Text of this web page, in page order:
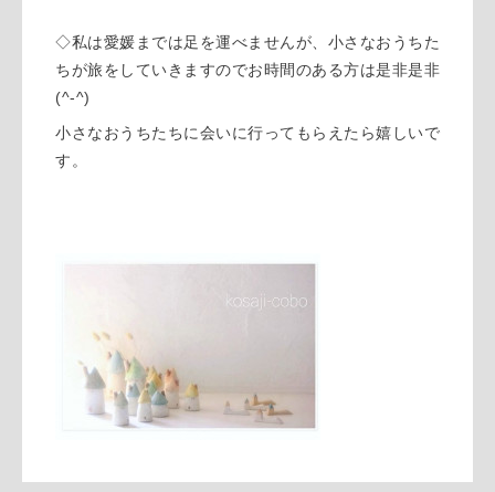
◇私は愛媛までは足を運べませんが、小さなおうちた
ちが旅をしていきますのでお時間のある方は是非是非
(^-^)
小さなおうちたちに会いに行ってもらえたら嬉しいで
す。